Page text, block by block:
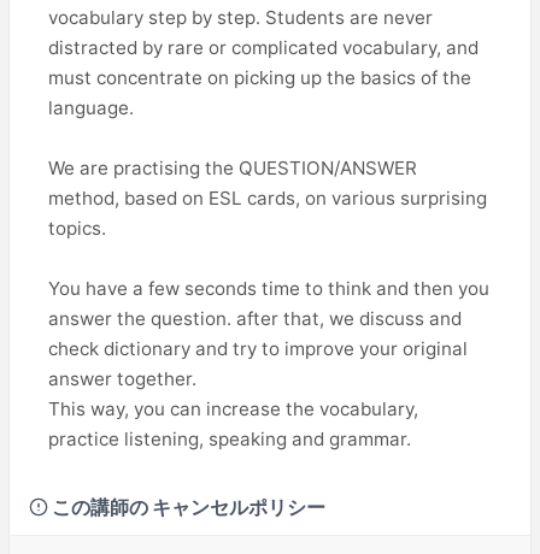
vocabulary step by step. Students are never
distracted by rare or complicated vocabulary, and
must concentrate on picking up the basics of the
language.
We are practising the QUESTION/ANSWER
method, based on ESL cards, on various surprising
topics.
You have a few seconds time to think and then you
answer the question. after that, we discuss and
check dictionary and try to improve your original
answer together.
This way, you can increase the vocabulary,
practice listening, speaking and grammar.
この講師の キャンセルポリシー